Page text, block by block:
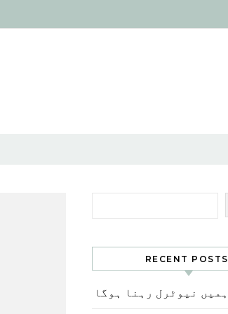
RECENT POSTS
ہمیں نیوٹرل رہنا ہوگا